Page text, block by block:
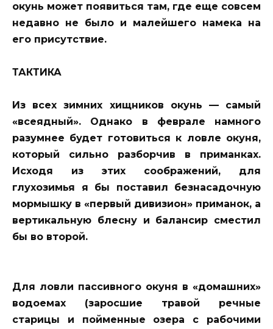
окунь может появиться там, где еще совсем
недавно не было и малейшего намека на
его присутствие.
ТАКТИКА
Из всех зимних хищников окунь — самый
«всеядный». Однако в феврале намного
разумнее будет готовиться к ловле окуня,
который сильно разборчив в приманках.
Исходя из этих соображений, для
глухозимья я бы поставил безнасадочную
мормышку в «первый дивизион» приманок, а
вертикальную блесну и балансир сместил
бы во второй.
Для ловли пассивного окуня в «домашних»
водоемах (заросшие травой речные
старицы и пойменные озера с рабочими